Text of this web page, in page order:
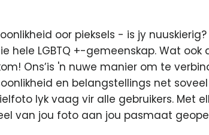
oor pieksels - is jy
hele LGBTQ +-gemeenskap. Wat ook
Ons’is 'n nuwe manier om te
en belangstellings net
lyk vaag vir alle gebruikers. Met
van jou foto aan jou pasmaat